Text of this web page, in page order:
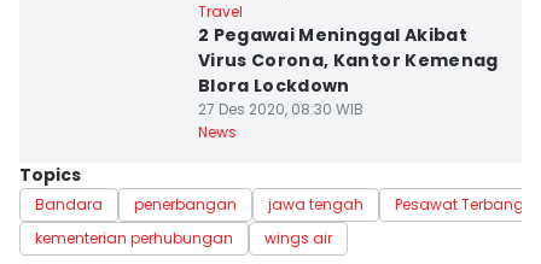
Travel
2 Pegawai Meninggal Akibat
Virus Corona, Kantor Kemenag
Blora Lockdown
27 Des 2020, 08:30 WIB
News
Topics
Bandara penerbangan jawa tengah
Pesawat Terbang
kementerian perhubungan
wings air